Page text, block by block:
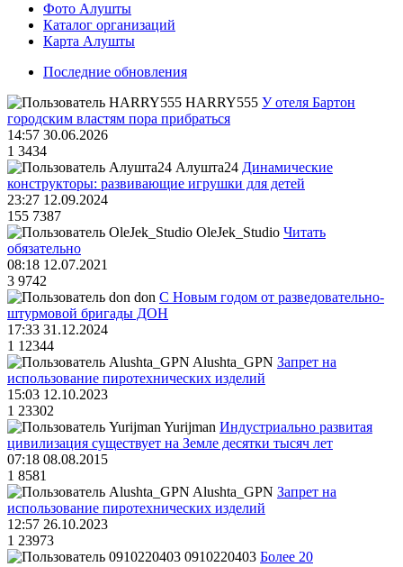
Фото Алушты
Каталог организаций
Карта Алушты
Последние обновления
HARRY555 У отеля Бартон
городским властям пора прибраться
14:57 30.06.2026
1 3434
Алушта24 Динамические
конструкторы: развивающие игрушки для детей
23:27 12.09.2024
155 7387
OleJek_Studio Читать
обязательно
08:18 12.07.2021
3 9742
don С Новым годом от разведовательно-
штурмовой бригады ДОН
17:33 31.12.2024
1 12344
Alushta_GPN Запрет на
использование пиротехнических изделий
15:03 12.10.2023
1 23302
Yurijman Индустриально развитая
цивилизация существует на Земле десятки тысяч лет
07:18 08.08.2015
1 8581
Alushta_GPN Запрет на
использование пиротехнических изделий
12:57 26.10.2023
1 23973
0910220403 Более 20